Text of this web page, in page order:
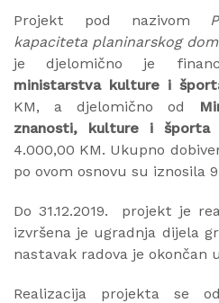
Projekt pod nazivom
kapaciteta planinarskog
je djelomično je
ministarstva kulture i
KM, a djelomično od
znanosti, kulture i športa
4.000,00 KM. Ukupno
po ovom osnovu su iznosila
Do 31.12.2019. projekt je
izvršena je ugradnja dijela
nastavak radova je okončan
Realizacija projekta se